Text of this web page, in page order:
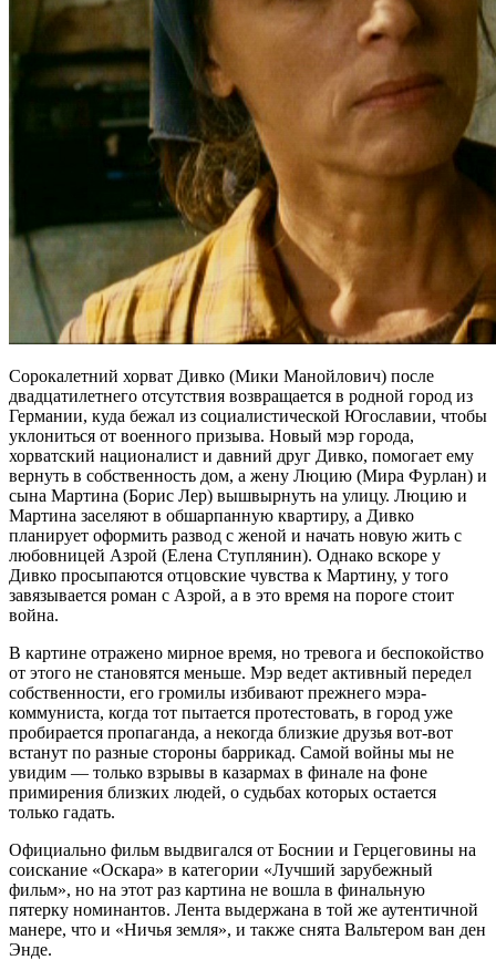
Сорокалетний хорват Дивко (Мики Манойлович) после
двадцатилетнего отсутствия возвращается в родной город из
Германии, куда бежал из социалистической Югославии, чтобы
уклониться от военного призыва. Новый мэр города,
хорватский националист и давний друг Дивко, помогает ему
вернуть в собственность дом, а жену Люцию (Мира Фурлан) и
сына Мартина (Борис Лер) вышвырнуть на улицу. Люцию и
Мартина заселяют в обшарпанную квартиру, а Дивко
планирует оформить развод с женой и начать новую жить с
любовницей Азрой (Елена Ступлянин). Однако вскоре у
Дивко просыпаются отцовские чувства к Мартину, у того
завязывается роман с Азрой, а в это время на пороге стоит
война.
В картине отражено мирное время, но тревога и беспокойство
от этого не становятся меньше. Мэр ведет активный передел
собственности, его громилы избивают прежнего мэра-
коммуниста, когда тот пытается протестовать, в город уже
пробирается пропаганда, а некогда близкие друзья вот-вот
встанут по разные стороны баррикад. Самой войны мы не
увидим — только взрывы в казармах в финале на фоне
примирения близких людей, о судьбах которых остается
только гадать.
Официально фильм выдвигался от Боснии и Герцеговины на
соискание «Оскара» в категории «Лучший зарубежный
фильм», но на этот раз картина не вошла в финальную
пятерку номинантов. Лента выдержана в той же аутентичной
манере, что и «Ничья земля», и также снята Вальтером ван ден
Энде.